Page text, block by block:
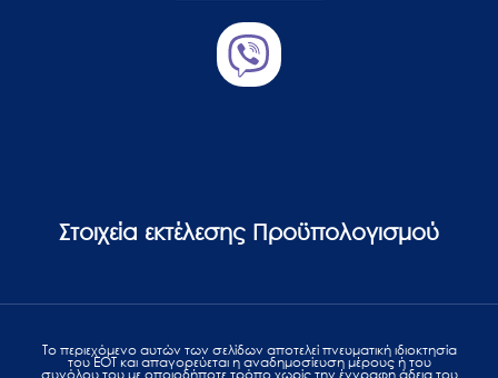
Στοιχεία εκτέλεσης Προϋπολογισμού
Το περιεχόμενο αυτών των σελίδων αποτελεί πvευματική ιδιοκτησία
του ΕΟΤ και απαγορεύεται η αναδημοσίευση μέρους ή του